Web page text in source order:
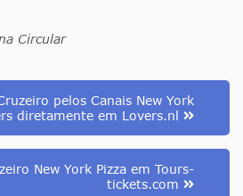
Circular
pelos Canais New York
diretamente em Lovers.nl
New York Pizza em Tours-
tickets.com